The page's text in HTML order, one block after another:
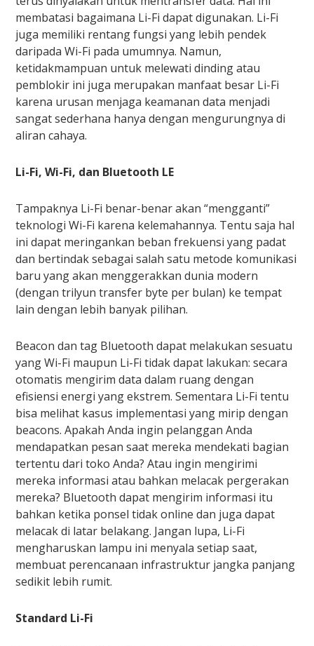
membatasi bagaimana Li-Fi dapat digunakan. Li-Fi
juga memiliki rentang fungsi yang lebih pendek
daripada Wi-Fi pada umumnya. Namun,
ketidakmampuan untuk melewati dinding atau
pemblokir ini juga merupakan manfaat besar Li-Fi
karena urusan menjaga keamanan data menjadi
sangat sederhana hanya dengan mengurungnya di
aliran cahaya.
Li-Fi, Wi-Fi, dan Bluetooth LE
Tampaknya Li-Fi benar-benar akan “mengganti”
teknologi Wi-Fi karena kelemahannya. Tentu saja hal
ini dapat meringankan beban frekuensi yang padat
dan bertindak sebagai salah satu metode komunikasi
baru yang akan menggerakkan dunia modern
(dengan trilyun transfer byte per bulan) ke tempat
lain dengan lebih banyak pilihan.
Beacon dan tag Bluetooth dapat melakukan sesuatu
yang Wi-Fi maupun Li-Fi tidak dapat lakukan: secara
otomatis mengirim data dalam ruang dengan
efisiensi energi yang ekstrem. Sementara Li-Fi tentu
bisa melihat kasus implementasi yang mirip dengan
beacons. Apakah Anda ingin pelanggan Anda
mendapatkan pesan saat mereka mendekati bagian
tertentu dari toko Anda? Atau ingin mengirimi
mereka informasi atau bahkan melacak pergerakan
mereka? Bluetooth dapat mengirim informasi itu
bahkan ketika ponsel tidak online dan juga dapat
melacak di latar belakang. Jangan lupa, Li-Fi
mengharuskan lampu ini menyala setiap saat,
membuat perencanaan infrastruktur jangka panjang
sedikit lebih rumit.
Standard Li-Fi